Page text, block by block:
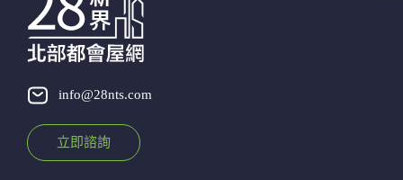
info@28nts.com
立即諮詢